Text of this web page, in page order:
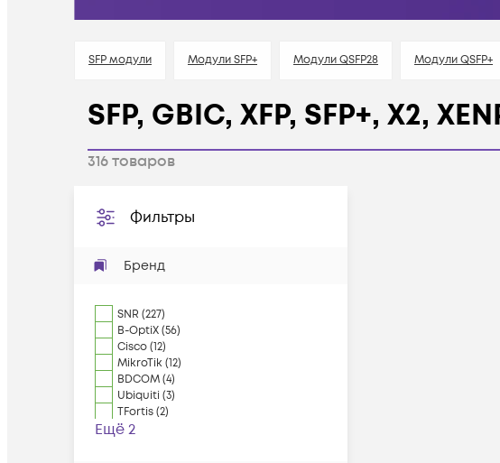
SFP модули Модули SFP+ Модули QSFP28 Модули QSFP+
SFP, GBIC, XFP, SFP+, X2,
316товаров
Фильтры
Бренд
SNR (227)
B-OptiX(56)
Cisco(12)
MikroTik(12)
BDCOM(4)
Ubiquiti (3)
TFortis(2)
Ещё 2